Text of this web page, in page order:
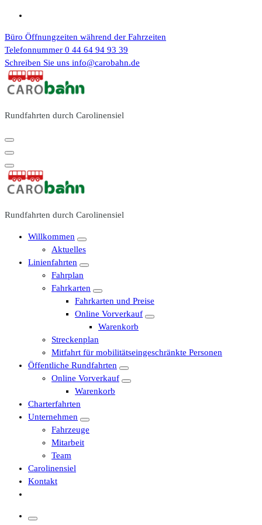
Zum
springen
Büro Öffnungzeiten während der Fahrzeiten
Telefonnummer 0 44 64 94 93 39
Schreiben Sie uns info@carobahn.de
Rundfahrten durch Carolinensiel
Rundfahrten durch Carolinensiel
Willkommen
Aktuelles
Linienfahrten
Fahrplan
Fahrkarten
Fahrkarten und Preise
Online Vorverkauf
Warenkorb
Streckenplan
Mitfahrt für mobilitätseingeschränkte Personen
Öffentliche Rundfahrten
Online Vorverkauf
Warenkorb
Charterfahrten
Unternehmen
Fahrzeuge
Mitarbeit
Team
Carolinensiel
Kontakt